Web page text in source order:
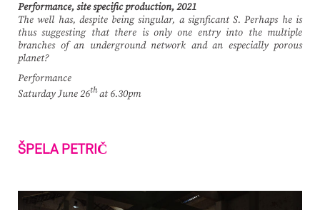
Performance, site specific production, 2021
The well has, despite being singular, a signficant S. Perhaps he is
thus suggesting that there is only one entry into the multiple
branches of an underground network and an especially porous
planet?
Performance
Saturday June 26that 6.30pm
ŠPELA PETRIČ